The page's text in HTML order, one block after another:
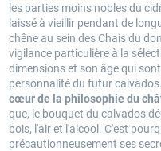
les parties moins nobles du
laissé à vieillir pendant de
chêne au sein des Chais du
vigilance particulière à la
dimensions et son âge qui
personnalité du futur
cœur de la philosophie du
que, le bouquet du calvados
bois, l'air et l'alcool. C'est
précautionneusement ses